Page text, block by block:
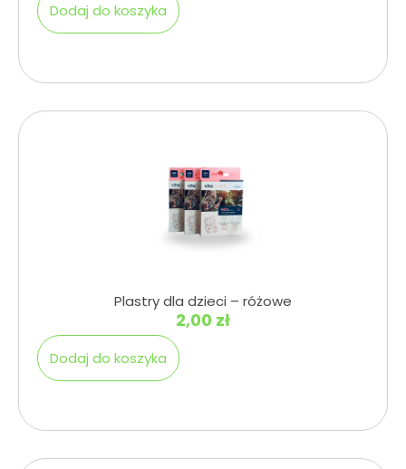
Dodaj do koszyka
Plastry dla dzieci – różowe
2,00 zł
Dodaj do koszyka